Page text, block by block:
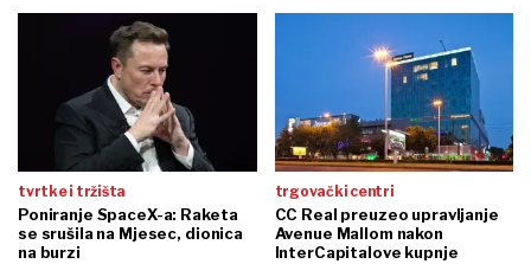
tvrtke i tržišta
Poniranje SpaceX-a: Raketa
se srušila na Mjesec, dionica
na burzi
trgovački centri
CC Real preuzeo upravljanje
Avenue Mallom nakon
InterCapitalove kupnje